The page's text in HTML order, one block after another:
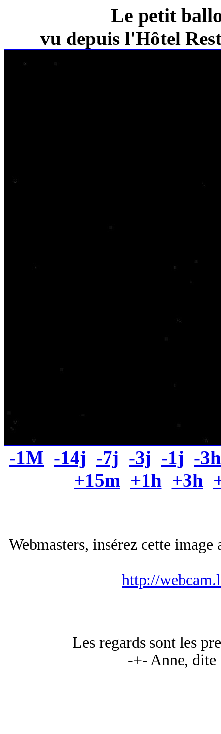
Le petit
vu depuis l'Hôtel
-1M -14j -7j -3j -1j -3h
+15m +1h +3h
Webmasters, insérez cette
http://
Les regards sont les
-+- Anne,